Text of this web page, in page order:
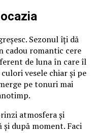
Sezonul îți dă
cadou romantic cere
de luna în care îl
vesele chiar și pe
pe tonuri mai
atmosfera și
după moment. Faci